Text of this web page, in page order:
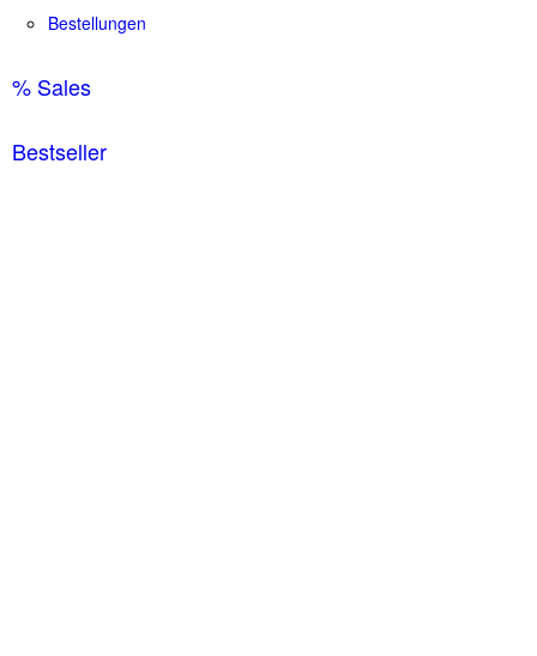
Bestellungen
% Sales
Bestseller